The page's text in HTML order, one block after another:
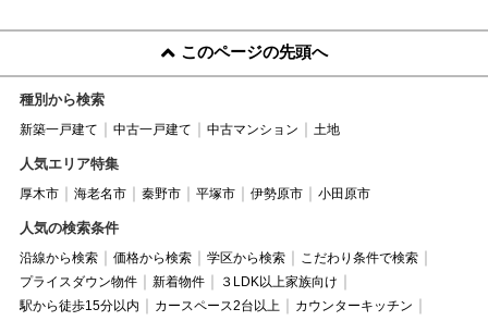
このページの先頭へ
種別から検索
新築一戸建て 中古一戸建て 中古マンション 土地
人気エリア特集
厚木市 海老名市 秦野市 平塚市 伊勢原市 小田原市
人気の検索条件
沿線から検索 価格から検索 学区から検索
こだわり条件で検索
プライスダウン物件
新着物件
３LDK以上家族向け
駅から徒歩15分以内
カースペース2台以上
カウンターキッチン